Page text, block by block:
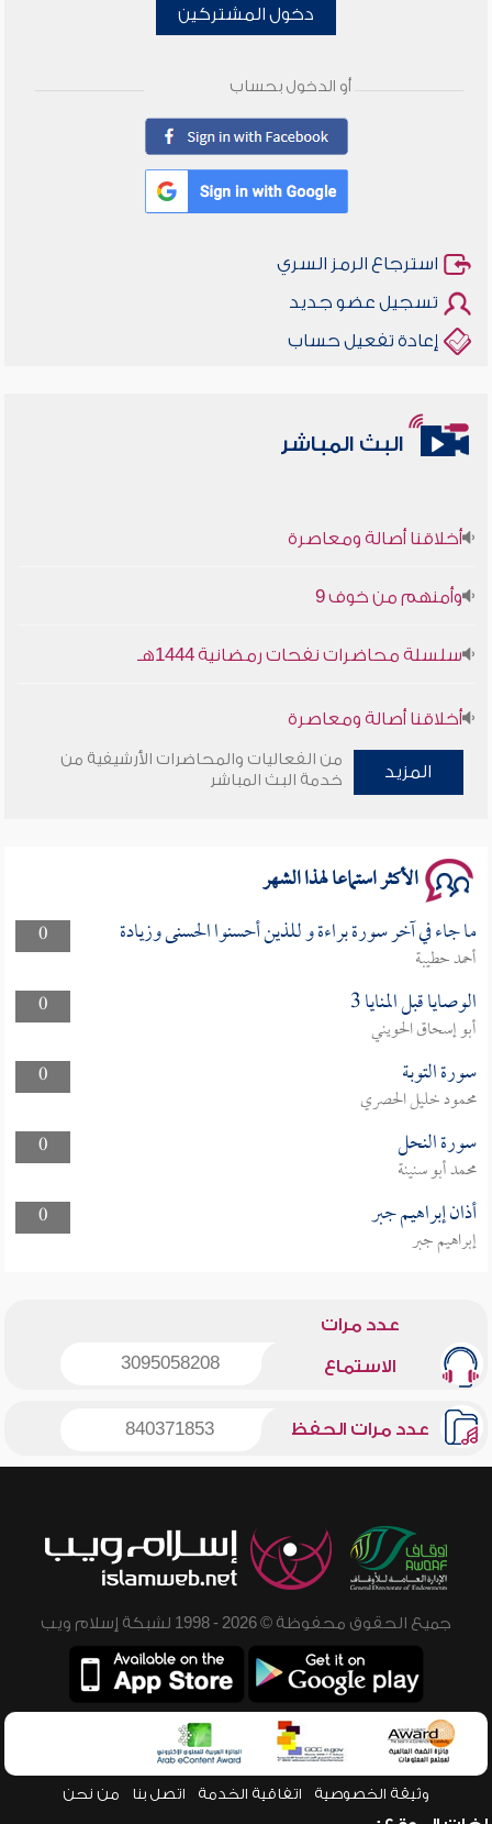
دخول المشتركين
أو الدخول بحساب
استرجاع الرمز السري
تسجيل عضو جديد
إعادة تفعيل حساب
البث المباشر
أخلاقنا أصالة ومعاصرة
وأمنهم من خوف 9
سلسلة محاضرات نفحات رمضانية 1444هـ
أخلاقنا أصالة ومعاصرة
وأمنهم من خوف 9
المزيد
من الفعاليات والمحاضرات الأرشيفية من
خدمة البث المباشر
الأكثر استماعا لهذا الشهر
0 ما جاء في آخر سورة براءة و للذين أحسنوا الحسنى وزيادة
أحمد حطيبة
0
الوصايا قبل المنايا 3
أبو إسحاق الحويني
0
سورة التوبة
محمود خليل الحصري
0
سورة النحل
محمد أبو سنينة
0
أذان إبراهيم جبر
إبراهيم جبر
عدد مرات
الاستماع 3095058208
عدد مرات الحفظ 840371853
جميع الحقوق محفوظة © 2026 - 1998 لشبكة إسلام ويب
وثيقة الخصوصية اتفاقية الخدمة اتصل بنا من نحن